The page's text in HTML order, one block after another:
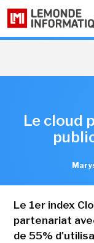
Le cloud
Le 1er index
partenariat
de 55%